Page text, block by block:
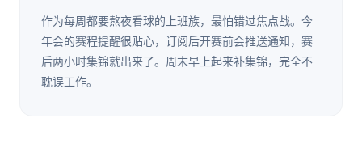
作为每周都要熬夜看球的上班族，最怕错过焦点战。今
年会的赛程提醒很贴心，订阅后开赛前会推送通知，赛
后两小时集锦就出来了。周末早上起来补集锦，完全不
耽误工作。